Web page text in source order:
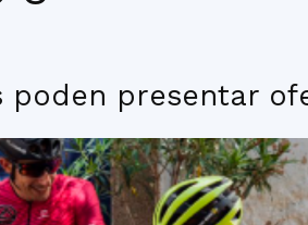
Maresme
presentar